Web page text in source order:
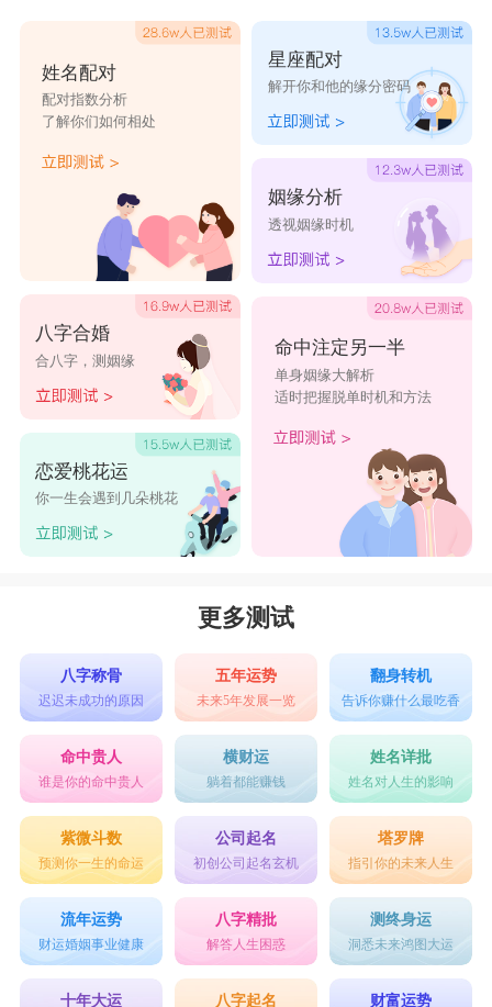
姓名配对
配对指数分析
了解你们如何相处
八字合婚
合八字，测姻缘
恋爱桃花运
你一生会遇到几朵桃花
星座配对
解开你和他的缘分密码
姻缘分析
透视姻缘时机
命中注定另一半
单身姻缘大解析
适时把握脱单时机和方法
更多测试
八字称骨
迟迟未成功的原因
五年运势
未来5年发展一览
翻身转机
告诉你赚什么最吃香
命中贵人
谁是你的命中贵人
横财运
躺着都能赚钱
姓名详批
姓名对人生的影响
紫微斗数
预测你一生的命运
公司起名
初创公司起名玄机
塔罗牌
指引你的未来人生
流年运势
财运婚姻事业健康
八字精批
解答人生困惑
测终身运
洞悉未来鸿图大运
十年大运 八字起名 财富运势